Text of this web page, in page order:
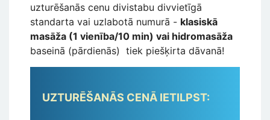
uzturēšanās cenu divistabu divvietīgā
standarta vai uzlabotā numurā - klasiskā
masāža (1 vienība/10 min) vai hidromasāža
baseinā (pārdienās) tiek piešķirta dāvanā!
UZTURĒŠANĀS CENĀ IETILPST: